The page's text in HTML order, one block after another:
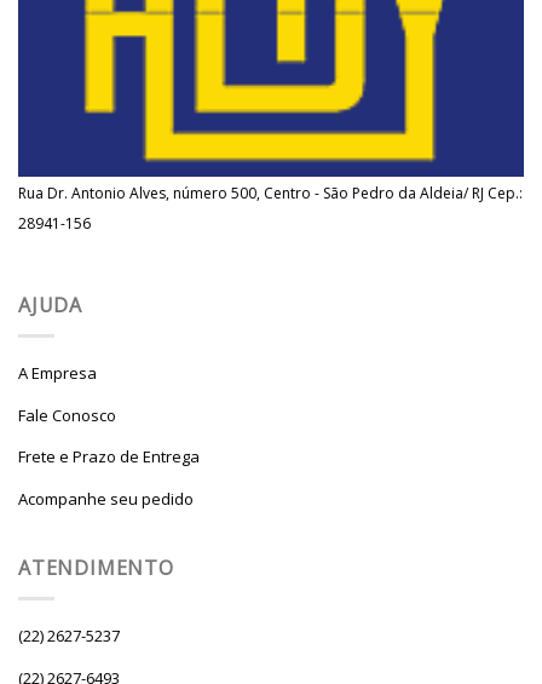
Rua Dr. Antonio Alves, número 500, Centro - São Pedro da Aldeia/ RJ Cep.:
28941-156
AJUDA
A Empresa
Fale Conosco
Frete e Prazo de Entrega
Acompanhe seu pedido
ATENDIMENTO
(22) 2627-5237
(22) 2627-6493